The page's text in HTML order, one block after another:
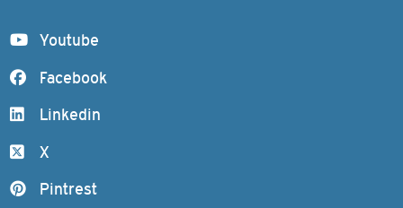
Youtube
Facebook
Linkedin
X
Pintrest